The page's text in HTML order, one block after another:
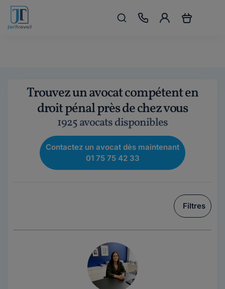
Trouvez un avocat compétent en
droit pénal près de chez vous
1925 avocats disponibles
Contactez un avocat dès maintenant
01 75 75 42 33
Filtres